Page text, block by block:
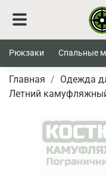
Рюкзаки Спальные
Главная Одежда
Летний